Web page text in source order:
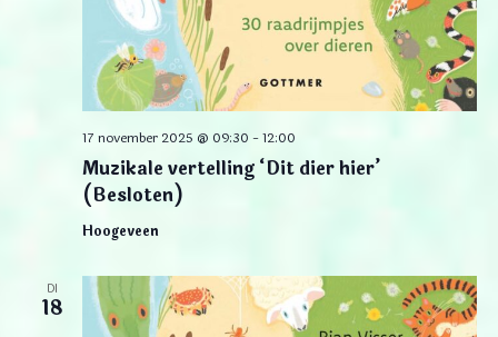
Muzikale vertelling ‘Dit dier hier’
(Besloten)
17 november 2025 @ 09:30 -12:00
Hoogeveen
DI
18